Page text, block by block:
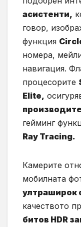
асистенти,
говор,
функция
номера,
навигация.
процесорите
Elite,
гейминг
Ray Tracing.
Камерите
мобилната
ултраширок
качеството
битов HDR